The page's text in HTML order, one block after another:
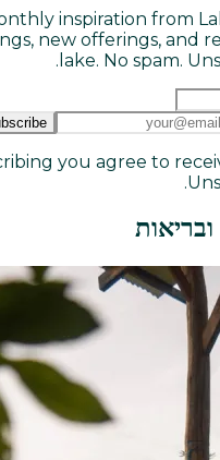
inspiration from
new offerings, and
lake. No spam.
you agree to
ובריאות